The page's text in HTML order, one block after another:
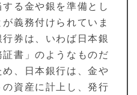
る金や銀を準備とし
義務付けられていま
券は、いわば日本銀
書」のようなものだ
、日本銀行は、金や
資産に計上し、発行